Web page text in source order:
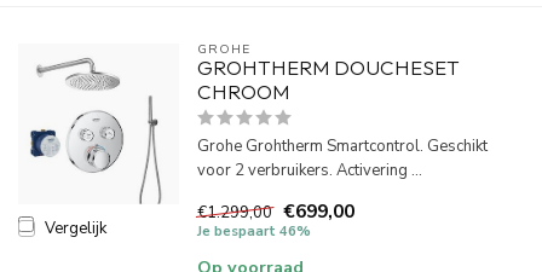
Vergelijk
GROHE
GROHTHERM DOUCHESET
CHROOM
Grohe Grohtherm Smartcontrol. Geschikt
voor 2 verbruikers. Activering ...
€1.299,00 €699,00
Je bespaart 46%